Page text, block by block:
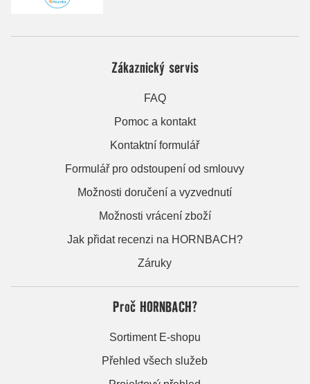
Zákaznický servis
FAQ
Pomoc a kontakt
Kontaktní formulář
Formulář pro odstoupení od smlouvy
Možnosti doručení a vyzvednutí
Možnosti vrácení zboží
Jak přidat recenzi na HORNBACH?
Záruky
Proč HORNBACH?
Sortiment E-shopu
Přehled všech služeb